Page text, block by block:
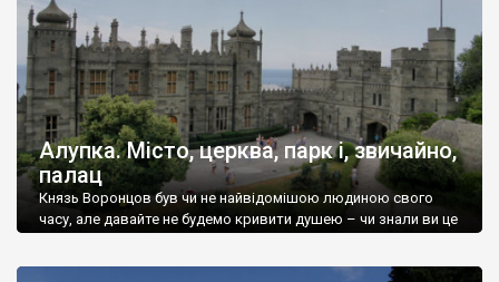
Алупка. Місто, церква, парк і, звичайно,
палац
Князь Воронцов був чи не найвідомішою людиною свого
часу, але давайте не будемо кривити душею – чи знали ви це